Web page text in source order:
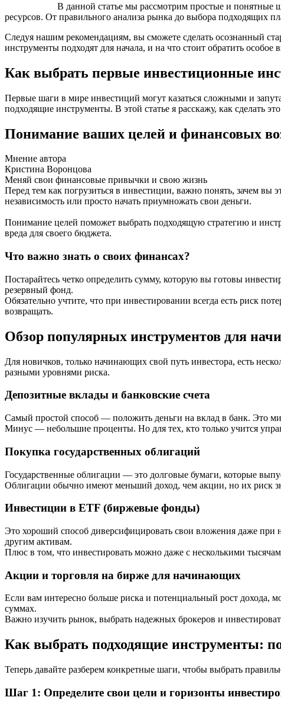
В данной статье мы рассмотрим простые и понятные
ресурсов. От правильного анализа рынка до выбора подходящих
Следуя нашим рекомендациям, вы сможете сделать осознанный
инструменты подходят для начала, и на что стоит обратить
Как выбрать первые инвестиционные
Первые шаги в мире инвестиций могут казаться сложными и
подходящие инструменты. В этой статье я расскажу, как сделать
Понимание ваших целей и финансовых
Мнение автора
Кристина Воронцова
Меняй свои финансовые привычки и свою жизнь
Перед тем как погрузиться в инвестиции, важно понять, зачем
независимость или просто начать приумножать свои деньги.
Понимание целей поможет выбрать подходящую стратегию и
вреда для своего бюджета.
Что важно знать о своих финансах?
Постарайтесь четко определить сумму, которую вы готовы
резервный фонд.
Обязательно учтите, что при инвестировании всегда есть риск
возвращать.
Обзор популярных инструментов для
Для новичков, только начинающих свой путь инвестора, есть
разными уровнями риска.
Депозитные вклады и банковские счета
Самый простой способ — положить деньги на вклад в банк. Это
Минус — небольшие проценты. Но для тех, кто только учится
Покупка государственных облигаций
Государственные облигации — это долговые бумаги, которые
Облигации обычно имеют меньший доход, чем акции, но их риск
Инвестиции в ETF (биржевые фонды)
Это хороший способ диверсифицировать свои вложения даже
другим активам.
Плюс в том, что инвестировать можно даже с несколькими
Акции и торговля на бирже для начинающих
Если вам интересно больше риска и потенциальный рост дохода,
суммах.
Важно изучить рынок, выбрать надежных брокеров и
Как выбрать подходящие инструменты:
Теперь давайте разберем конкретные шаги, чтобы выбрать
Шаг 1: Определите свои цели и горизонты